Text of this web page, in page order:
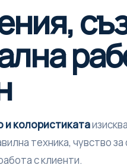
и колористиката
техника, чувство
с клиенти.